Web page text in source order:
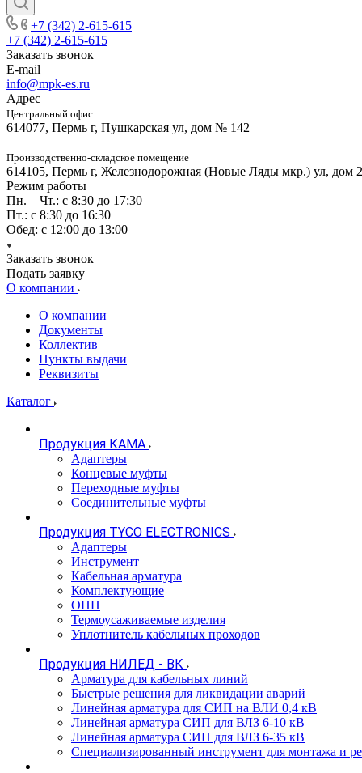
+7 (342) 2-615-615
+7 (342) 2-615-615
Заказать звонок
E-mail
info@mpk-es.ru
Адрес
Центральный офис
614077, Пермь г, Пушкарская ул, дом № 142
Производственно-складское помещение
614105, Пермь г, Железнодорожная (Новые Ляды мкр.) ул, дом
Режим работы
Пн. – Чт.: с 8:30 до 17:30
Пт.: с 8:30 до 16:30
Обед: с 12:00 до 13:00
Заказать звонок
Подать заявку
О компании
О компании
Документы
Коллектив
Пункты выдачи
Реквизиты
Каталог
Продукция КАМА
Адаптеры
Концевые муфты
Переходные муфты
Соединительные муфты
Продукция TYCO ELECTRONICS
Адаптеры
Инструмент
Кабельная арматура
Комплектующие
ОПН
Термоусаживаемые изделия
Уплотнитель кабельных проходов
Продукция НИЛЕД - ВК
Арматура для кабельных линий
Быстрые решения для ликвидации аварий
Линейная арматура для СИП на ВЛИ 0,4 кВ
Линейная арматура СИП для ВЛЗ 6-10 кВ
Линейная арматура СИП для ВЛЗ 6-35 кВ
Специализированный инструмент для монтажа и